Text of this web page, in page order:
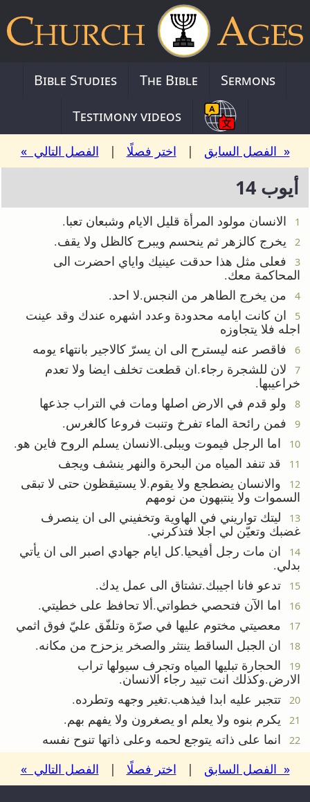
Bible Studies The Bible
Sermons
Testimony videos
« الفصل السابق | اختر فصلًا | الفصل التالي »
أيوب 14
1 الانسان مولود المرأة قليل الايام وشبعان تعبا.
2 يخرج كالزهر ثم ينحسم ويبرح كالظل ولا يقف.
3
فعلى مثل هذا حدقت عينيك واياي احضرت الى
المحاكمة معك.
4 من يخرج الطاهر من النجس.لا احد.
5
ان كانت ايامه محدودة وعدد اشهره عندك وقد عينت
اجله فلا يتجاوزه
6 فاقصر عنه ليسترح الى ان يسرّ كالاجير بانتهاء يومه
7
لان للشجرة رجاء.ان قطعت تخلف ايضا ولا تعدم
خراعيبها.
8 ولو قدم في الارض اصلها ومات في التراب جذعها
9 فمن رائحة الماء تفرخ وتنبت فروعا كالغرس.
10 اما الرجل فيموت ويبلى.الانسان يسلم الروح فاين هو.
11 قد تنفد المياه من البحرة والنهر ينشف ويجف
12
والانسان يضطجع ولا يقوم.لا يستيقظون حتى لا تبقى
السموات ولا ينتبهون من نومهم
13
ليتك تواريني في الهاوية وتخفيني الى ان ينصرف
غضبك وتعيّن لي اجلا فتذكرني.
14
ان مات رجل أفيحيا.كل ايام جهادي اصبر الى ان يأتي
بدلي.
15 تدعو فانا اجيبك.تشتاق الى عمل يدك.
16 اما الآن فتحصي خطواتي.ألا تحافظ على خطيتي.
17 معصيتي مختوم عليها في صرّة وتلفّق عليّ فوق اثمي
18 ان الجبل الساقط ينتثر والصخر يزحزح من مكانه.
19
الحجارة تبليها المياه وتجرف سيولها تراب
الارض.وكذلك انت تبيد رجاء الانسان.
20 تتجبر عليه ابدا فيذهب.تغير وجهه وتطرده.
21 يكرم بنوه ولا يعلم او يصغرون ولا يفهم بهم.
22
انما على ذاته يتوجع لحمه وعلى ذاتها تنوح نفسه
« الفصل السابق | اختر فصلًا | الفصل التالي »